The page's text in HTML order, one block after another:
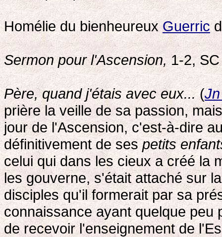
Homélie du bienheureuxGuerric
Sermon pour l'Ascension,1-2, SC
Père, quand j'étais avec eux...(
prière la veille de sa passion,
jour de l'Ascension, c'est-à-dire
définitivement de sespetits
celui qui dans les cieux a créé la
les gouverne, s'était attaché sur
disciples qu'il formerait par sa
connaissance ayant quelque peu
de recevoir l'enseignement de